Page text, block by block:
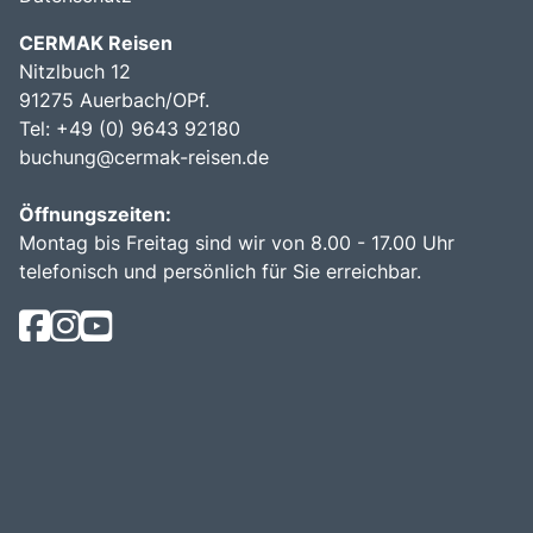
CERMAK Reisen
Nitzlbuch 12
91275 Auerbach/OPf.
Tel: +49 (0) 9643 92180
buchung@cermak-reisen.de
Öffnungszeiten:
Montag bis Freitag sind wir von 8.00 - 17.00 Uhr
telefonisch und persönlich für Sie erreichbar.